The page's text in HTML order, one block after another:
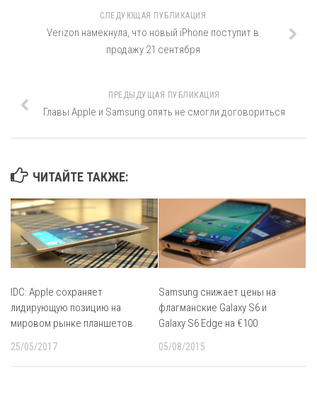
СЛЕДУЮЩАЯ ПУБЛИКАЦИЯ
Verizon намекнула, что новый iPhone поступит в
продажу 21 сентября
ПРЕДЫДУЩАЯ ПУБЛИКАЦИЯ
Главы Apple и Samsung опять не смогли договориться
ЧИТАЙТЕ ТАКЖЕ:
IDC: Apple сохраняет
лидирующую позицию на
мировом рынке планшетов
25/05/2017
Samsung снижает цены на
флагманские Galaxy S6 и
Galaxy S6 Edge на €100
05/08/2015